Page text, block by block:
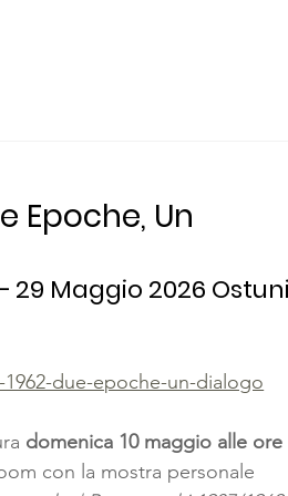
Epoche, Un
Maggio 2026
due-epoche-un-dialogo
domenica 10 maggio alle ore
con la mostra personale